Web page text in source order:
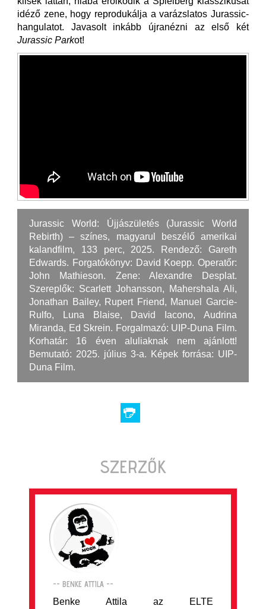
idéző zene, hogy reprodukálja a varázslatos Jurassic-
hangulatot. Javasolt inkább újranézni az első két
Jurassic Parkot!
Jurassic World: Újjászületés (Jurassic World
Rebirth) – színes, magyarul beszélő amerikai
kalandfilm, 133 perc, 2025. Rendező: Gareth
Edwards. Forgatókönyv: David Koepp. Operatőr:
John Mathieson. Zene: Alexandre Desplat.
Szereplők: Scarlett Johansson, Mahershala Ali,
Jonathan Bailey, Rupert Friend, Manuel Garcie-
Rulfo, Luna Blaise, David Iacono, Audrina
Miranda, Ed Skrein. Forgalmazó: UIP-Duna Film.
Korhatár: 16 éven aluliaknak nem ajánlott!
Bemutató: 2025. július 3-a. Képek forrása: UIP-
Duna Film.
SZERZŐK
-- BENKE ATTILA --
Benke Attila az ELTE